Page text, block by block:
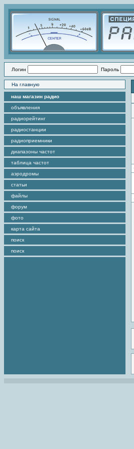
Логин Пароль
На главную
наш магазин радио
объявления
радиорейтинг
радиостанции
радиоприемники
диапазоны частот
таблица частот
аэродромы
статьи
файлы
форум
фото
карта сайта
поиск
поиск